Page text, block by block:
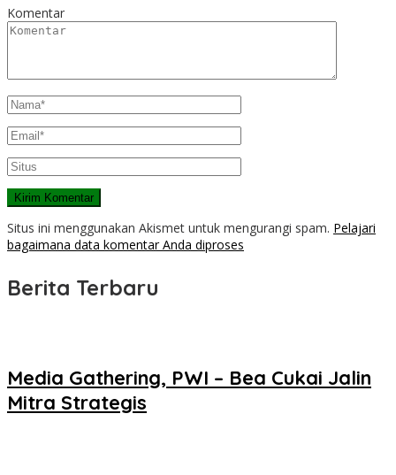
Komentar
Situs ini menggunakan Akismet untuk mengurangi spam. Pelajari
bagaimana data komentar Anda diproses
Berita Terbaru
Media Gathering, PWI – Bea Cukai Jalin
Mitra Strategis